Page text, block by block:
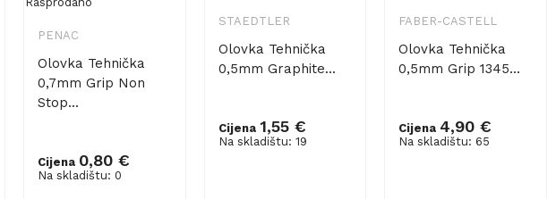
PENAC
Olovka Tehnička
0,7mm Grip Non
Stop...
Cijena 0,80 €
Na skladištu: 0
STAEDTLER
Olovka Tehnička
0,5mm Graphite...
Cijena 1,55 €
Na skladištu: 19
FABER-CASTELL
Olovka Tehnička
0,5mm Grip 1345...
Cijena 4,90 €
Na skladištu: 65